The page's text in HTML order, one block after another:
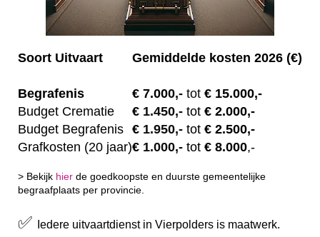
Soort Uitvaart Gemiddelde kosten 2026 (€)
Begrafenis € 7.000,- tot € 15.000,-
Budget Crematie
€ 1.450,- tot € 2.000,-
Budget Begrafenis € 1.950,- tot € 2.500,-
Grafkosten (20 jaar)€ 1.000,- tot € 8.000,-
> Bekijk hier de goedkoopste en duurste gemeentelijke
begraafplaats per provincie.
✅
Iedere uitvaartdienst in Vierpolders is maatwerk.